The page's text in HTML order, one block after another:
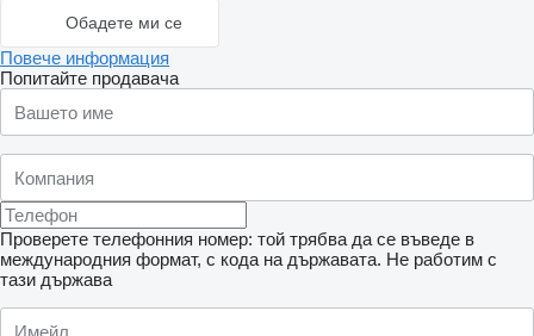
Обадете ми се
Повече информация
Попитайте продавача
Проверете телефонния номер: той трябва да се въведе в
международния формат, с кода на държавата. Не работим с
тази държава